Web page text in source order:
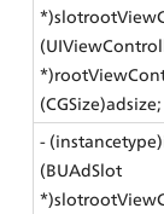
(CGSize)adsize;
-
(BUAdSlot